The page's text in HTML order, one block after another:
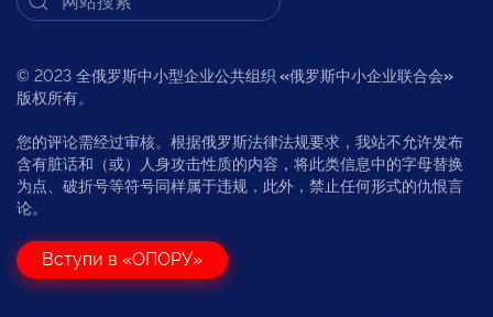
© 2023 全俄罗斯中小型企业公共组织 «俄罗斯中小企业联合会»
版权所有。
您的评论需经过审核。根据俄罗斯法律法规要求，我站不允许发布
含有脏话和（或）人身攻击性质的内容，将此类信息中的字母替换
为点、破折号等符号同样属于违规，此外，禁止任何形式的仇恨言
论。
Вступи в «ОПОРУ»